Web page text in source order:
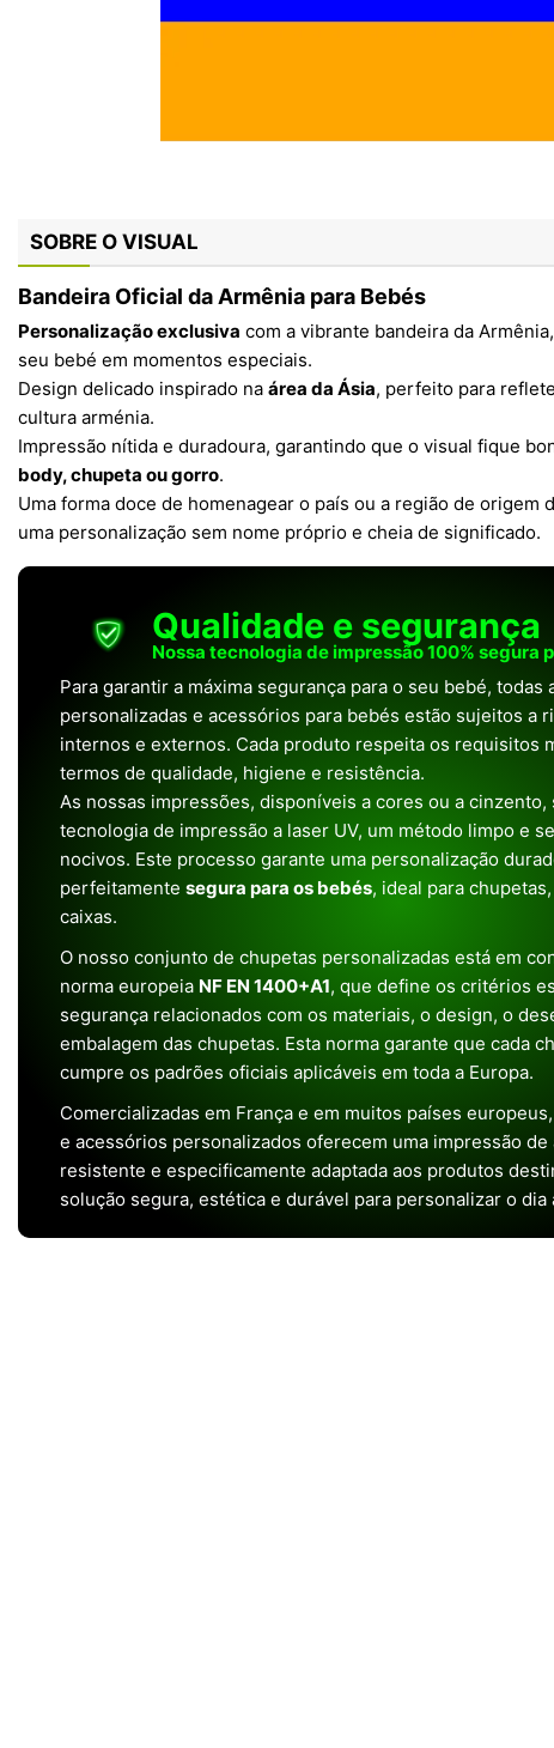
SOBRE O VISUAL
Bandeira Oficial da Armênia para Bebés
Personalização exclusiva com a vibrante bandeira da
seu bebé em momentos especiais.
Design delicado inspirado na área da Ásia, perfeito para
cultura arménia.
Impressão nítida e duradoura, garantindo que o visual fique
body, chupeta ou gorro.
Uma forma doce de homenagear o país ou a região de origem
uma personalização sem nome próprio e cheia de significado.
Qualidade e segurança
Nossa tecnologia de impressão 100% segura
Para garantir a máxima segurança para o seu bebé, todas
personalizadas e acessórios para bebés estão sujeitos a
internos e externos. Cada produto respeita os requisitos
termos de qualidade, higiene e resistência.
As nossas impressões, disponíveis a cores ou a cinzento,
tecnologia de impressão a laser UV, um método limpo e
nocivos. Este processo garante uma personalização
perfeitamente segura para os bebés, ideal para
caixas.
O nosso conjunto de chupetas personalizadas está em
norma europeia NF EN 1400+A1, que define os critérios
segurança relacionados com os materiais, o design, o
embalagem das chupetas. Esta norma garante que cada
cumpre os padrões oficiais aplicáveis em toda a Europa.
Comercializadas em França e em muitos países
e acessórios personalizados oferecem uma impressão de
resistente e especificamente adaptada aos produtos
solução segura, estética e durável para personalizar o dia